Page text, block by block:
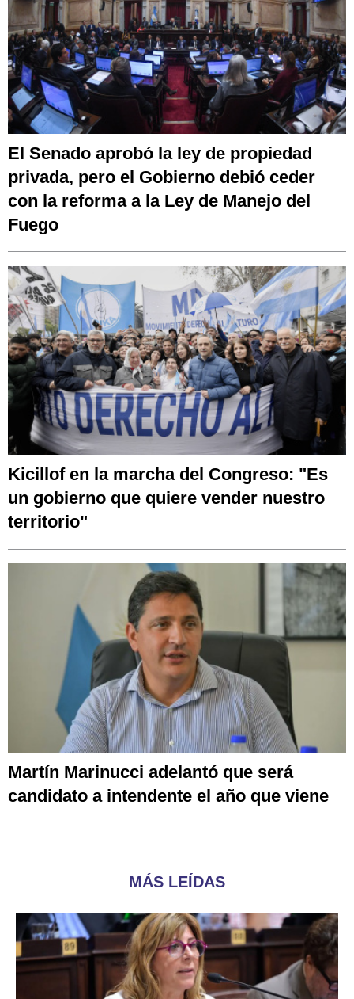
El Senado aprobó la ley de propiedad
privada, pero el Gobierno debió ceder
con la reforma a la Ley de Manejo del
Fuego
Kicillof en la marcha del Congreso: "Es
un gobierno que quiere vender nuestro
territorio"
Martín Marinucci adelantó que será
candidato a intendente el año que viene
MÁS LEÍDAS